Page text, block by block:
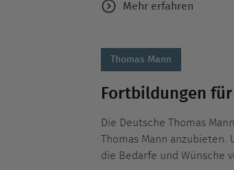
Mehr erfahren
Thomas Mann
Fortbildungen
Die Deutsche Thomas
Thomas Mann anzubieten.
die Bedarfe und Wünsche